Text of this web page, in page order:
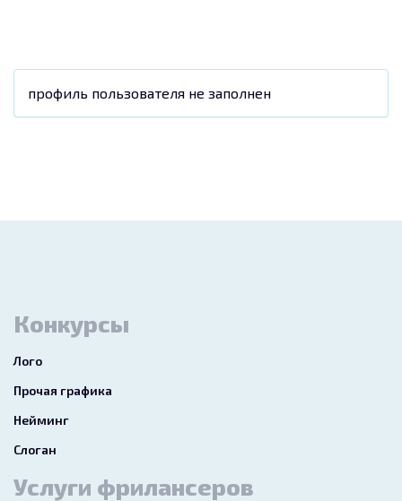
профиль пользователя не заполнен
Конкурсы
Лого
Прочая графика
Нейминг
Слоган
Услуги фрилансеров